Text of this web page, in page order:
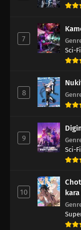
7
Sci-
8
9
Sci-Fi
10